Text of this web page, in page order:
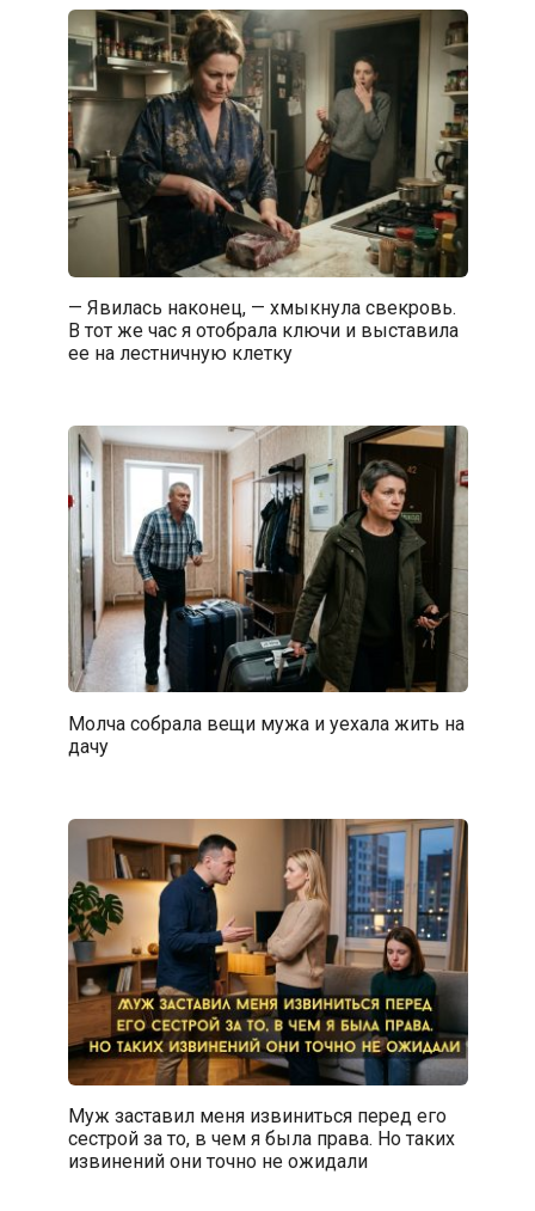
— Явилась наконец, — хмыкнула свекровь.
В тот же час я отобрала ключи и выставила
ее на лестничную клетку
Молча собрала вещи мужа и уехала жить на
дачу
Муж заставил меня извиниться перед его
сестрой за то, в чем я была права. Но таких
извинений они точно не ожидали